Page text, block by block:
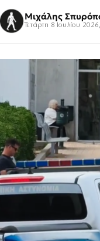
Μιχάλης
Τετάρτη 8 Ιουλίου